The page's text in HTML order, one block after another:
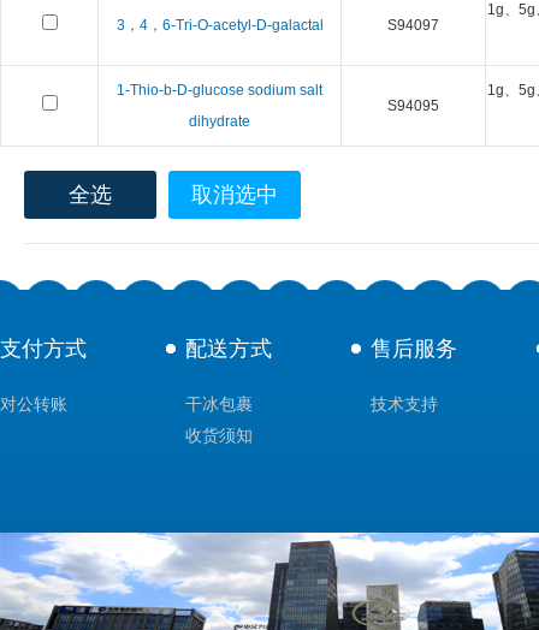
3，4，6-Tri-O-acetyl-D-galactal S94097
1g、
1-Thio-b-D-glucose sodium salt
dihydrate
S94095
1g、
全选 取消选中
支付方式
对公转账
配送方式
干冰包裹
收货须知
售后服务
技术支持